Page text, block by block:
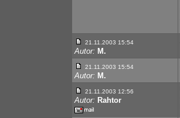
21.11.2003 15:54
Autor: M.
21.11.2003 15:54
Autor: M.
21.11.2003 12:56
Autor: Rahtor